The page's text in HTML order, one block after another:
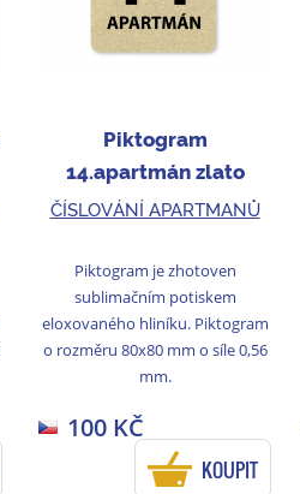
Piktogram
14.apartmán zlato
ČÍSLOVÁNÍ APARTMANŮ
Piktogram je zhotoven
sublimačním potiskem
eloxovaného hliníku. Piktogram
o rozměru 80x80 mm o síle 0,56
mm.
100 KČ
KOUPIT